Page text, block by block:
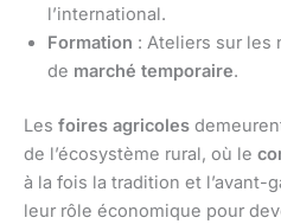
l’international.
Formation : Ateliers sur les
de marché temporaire.
Les foires agricoles
de l’écosystème rural, où le
à la fois la tradition et l’avant-
leur rôle économique pour